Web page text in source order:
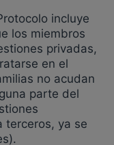
incluye
los miembros
privadas,
en el
no acudan
parte del
terceros, ya se